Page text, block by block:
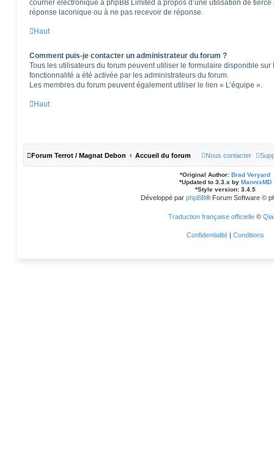
courrier électronique à phpBB Limited à propos d’une utilisation de
réponse laconique ou à ne pas recevoir de réponse.
Haut
Comment puis-je contacter un administrateur du forum ?
Tous les utilisateurs du forum peuvent utiliser le formulaire disponible
fonctionnalité a été activée par les administrateurs du forum.
Les membres du forum peuvent également utiliser le lien « L’équipe ».
Haut
Forum Terrot / Magnat Debon Accueil du forum Nous contacter
*Original Author: Brad Veryard
*Updated to 3.3.x by MannixMD
*Style version: 3.4.5
Développé par phpBB® Forum Software ©
Traduction française officielle©
Confidentialité | Conditions